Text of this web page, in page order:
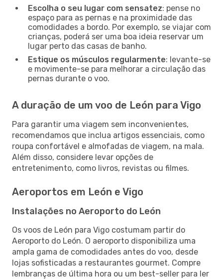
Escolha o seu lugar com sensatez: pense no
espaço para as pernas e na proximidade das
comodidades a bordo. Por exemplo, se viajar com
crianças, poderá ser uma boa ideia reservar um
lugar perto das casas de banho.
Estique os músculos regularmente: levante-se
e movimente-se para melhorar a circulação das
pernas durante o voo.
A duração de um voo de León para Vigo
Para garantir uma viagem sem inconvenientes,
recomendamos que inclua artigos essenciais, como
roupa confortável e almofadas de viagem, na mala.
Além disso, considere levar opções de
entretenimento, como livros, revistas ou filmes.
Aeroportos em León e Vigo
Instalações no Aeroporto do León
Os voos de León para Vigo costumam partir do
Aeroporto do León. O aeroporto disponibiliza uma
ampla gama de comodidades antes do voo, desde
lojas sofisticadas a restaurantes gourmet. Compre
lembranças de última hora ou um best-seller para ler